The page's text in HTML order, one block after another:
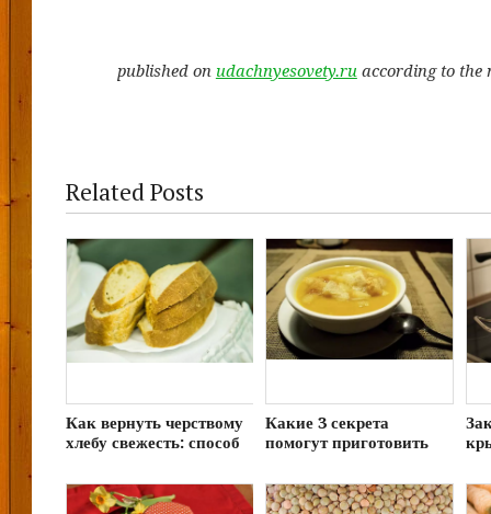
published on udachnyesovety.ruaccording to the
Related Posts
Как вернуть черствому
хлебу свежесть: способ
за 5 минут
Какие 3 секрета
помогут приготовить
хозяйкам на заметку